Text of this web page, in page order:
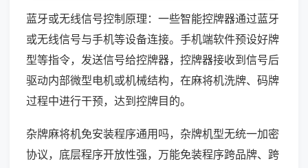
蓝牙或无线信号控制原理：一些智能控牌器通过蓝牙
或无线信号与手机等设备连接。手机端软件预设好牌
型等指令，发送信号给控牌器，控牌器接收到信号后
驱动内部微型电机或机械结构，在麻将机洗牌、码牌
过程中进行干预，达到控牌目的。
杂牌麻将机免安装程序通用吗，杂牌机型无统一加密
协议，底层程序开放性强，万能免装程序跨品牌、跨